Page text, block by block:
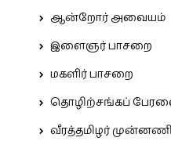
ஆன்றோர் அவையம்
இளைஞர் பாசறை
மகளிர் பாசறை
தொழிற்சங்கப்
வீரத்தமிழர் முன்னணி